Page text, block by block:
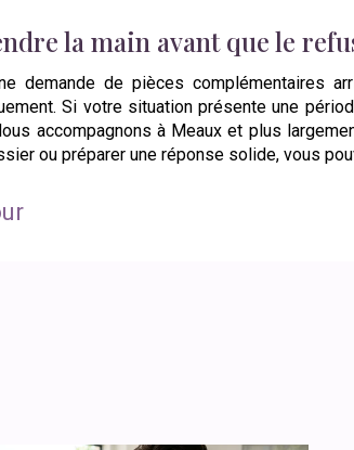
la main avant que le
demande de pièces complémentaires
Si votre situation présente une
accompagnons à Meaux et plus
ou préparer une réponse solide, vous